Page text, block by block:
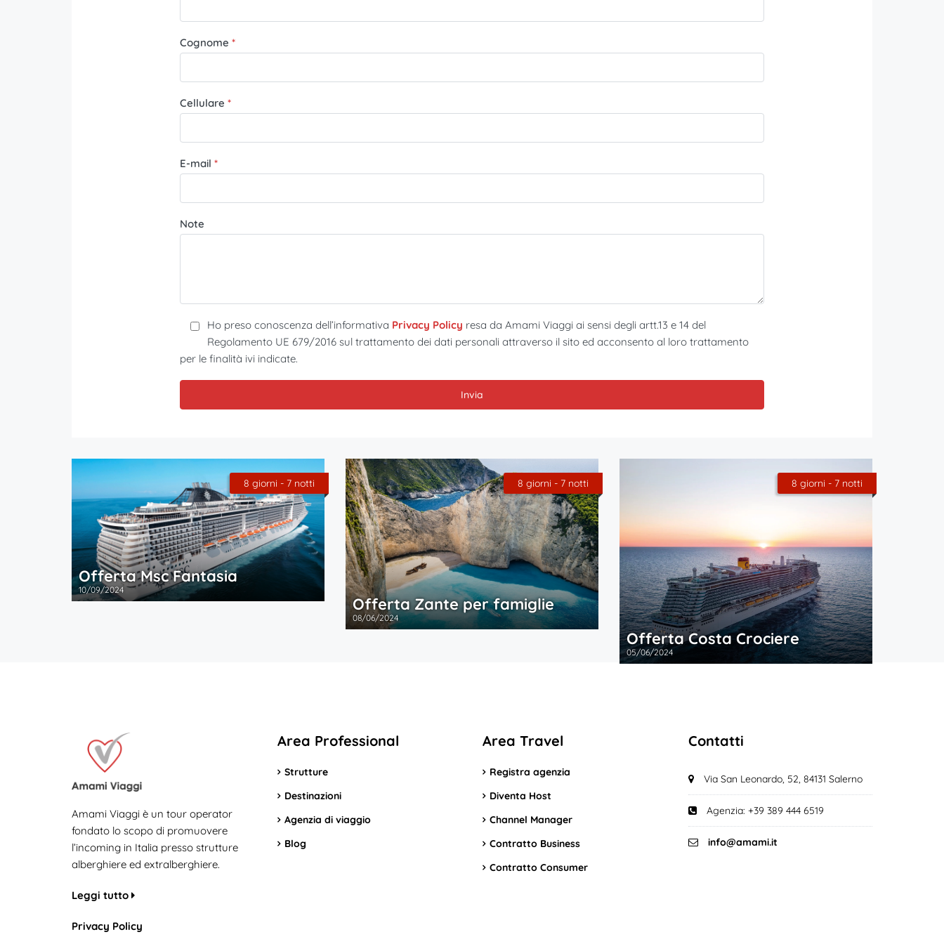
Cognome
Cellulare
E-mail
Note
Ho preso conoscenza dell’informativa Privacy Policy resa da Amami Viaggi ai sensi degli artt.13 e 14 del
Regolamento UE 679/2016 sul trattamento dei dati personali attraverso il sito ed acconsento al loro trattamento
per le finalità ivi indicate.
8 giorni - 7 notti
Offerta Msc Fantasia
10/09/2024
8 giorni - 7 notti
Offerta Zante per famiglie
08/06/2024
8 giorni - 7 notti
Offerta Costa Crociere
05/06/2024
Amami Viaggi è un tour operator
fondato lo scopo di promuovere
l’incoming in Italia presso strutture
alberghiere ed extralberghiere.
Leggi tutto
Privacy Policy
Area Professional
Strutture
Destinazioni
Agenzia di viaggio
Blog
Area Travel
Registra agenzia
Diventa Host
Channel Manager
Contratto Business
Contratto Consumer
Contatti
Via San Leonardo, 52, 84131 Salerno
Agenzia: +39 389 444 6519
info@amami.it